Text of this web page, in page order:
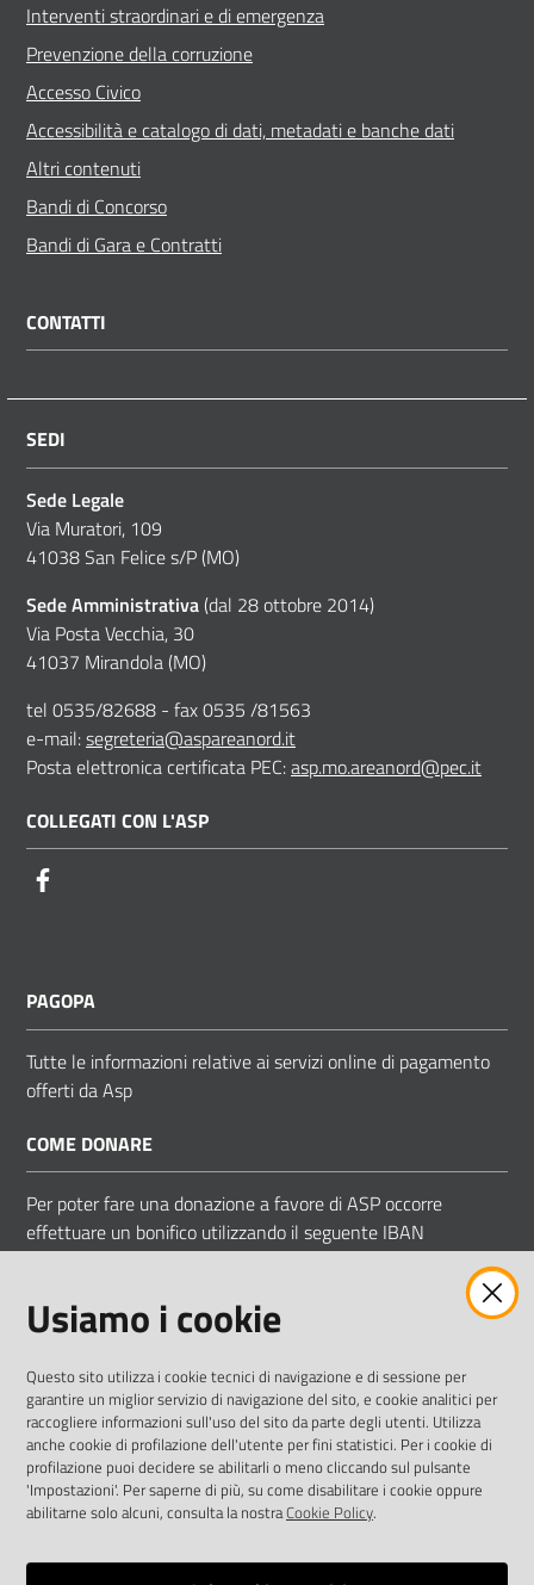
Interventi straordinari e di emergenza
Prevenzione della corruzione
Accesso Civico
Accessibilità e catalogo di dati, metadati e banche dati
Altri contenuti
Bandi di Concorso
Bandi di Gara e Contratti
CONTATTI
SEDI
Sede Legale
Via Muratori, 109
41038 San Felice s/P (MO)
Sede Amministrativa (dal 28 ottobre 2014)
Via Posta Vecchia, 30
41037 Mirandola (MO)
tel 0535/82688 - fax 0535 /81563
e-mail:segreteria@aspareanord.it
Posta elettronica certificata PEC:asp.mo.areanord@pec.it
COLLEGATI CON L'ASP
PAGOPA
Tutte le informazioni relative ai servizi online di pagamento
offerti da Asp
COME DONARE
Per poter fare una donazione a favore di ASP occorre
effettuare un bonifico utilizzando il seguente IBAN
Intestato ad ASP COMUNI MODENESI AREA NORD
Vai alla pagina
Obiettivi di accessibilità
Usiamo i cookie
Questo sito utilizza i cookie tecnici di navigazione e di sessione per
garantire un miglior servizio di navigazione del sito, e cookie analitici per
raccogliere informazioni sull'uso del sito da parte degli utenti. Utilizza
anche cookie di profilazione dell'utente per fini statistici. Per i cookie di
profilazione puoi decidere se abilitarli o meno cliccando sul pulsante
'Impostazioni'. Per saperne di più, su come disabilitare i cookie oppure
abilitarne solo alcuni, consulta la nostraCookie Policy.